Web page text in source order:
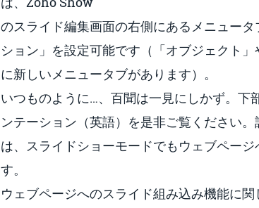
のスライド編集画面の右側にあるメニュー
ション」を設定可能です（ 「オブジェクト
に新しいメニュータブがあります） 。
いつものように…、百聞は一見にしかず。
ンテーション（英語）を是非ご覧ください
は、 スライドショーモードでもウェブペー
す。
ウェブページへのスライド組み込み機能に